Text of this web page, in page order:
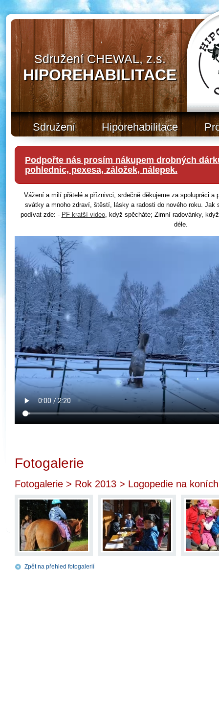
Sdružení CHEWAL, z.s.
HIPOREHABILITACE
Sdružení Hiporehabilitace
Podpořte nás prosím nákupem drobných
pohlednic, pexesa, záložek, nálepek.
Vážení a milí přátelé a příznivci, srdečně děkujeme za spolupráci a
svátky a mnoho zdraví, štěstí, lásky a radosti do nového roku.
podívat zde: - PF kratší video, když spěcháte; Zimní radovánky,
déle.
Fotogalerie
Fotogalerie > Rok 2013 > Logopedie na koních
Zpět na přehled fotogalerií